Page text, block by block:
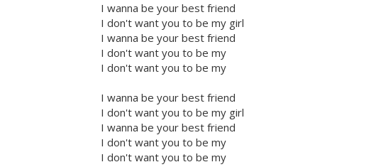
I wanna be your best friend
I don't want you to be my girl
I wanna be your best friend
I don't want you to be my
I don't want you to be my
I wanna be your best friend
I don't want you to be my girl
I wanna be your best friend
I don't want you to be my
I don't want you to be my